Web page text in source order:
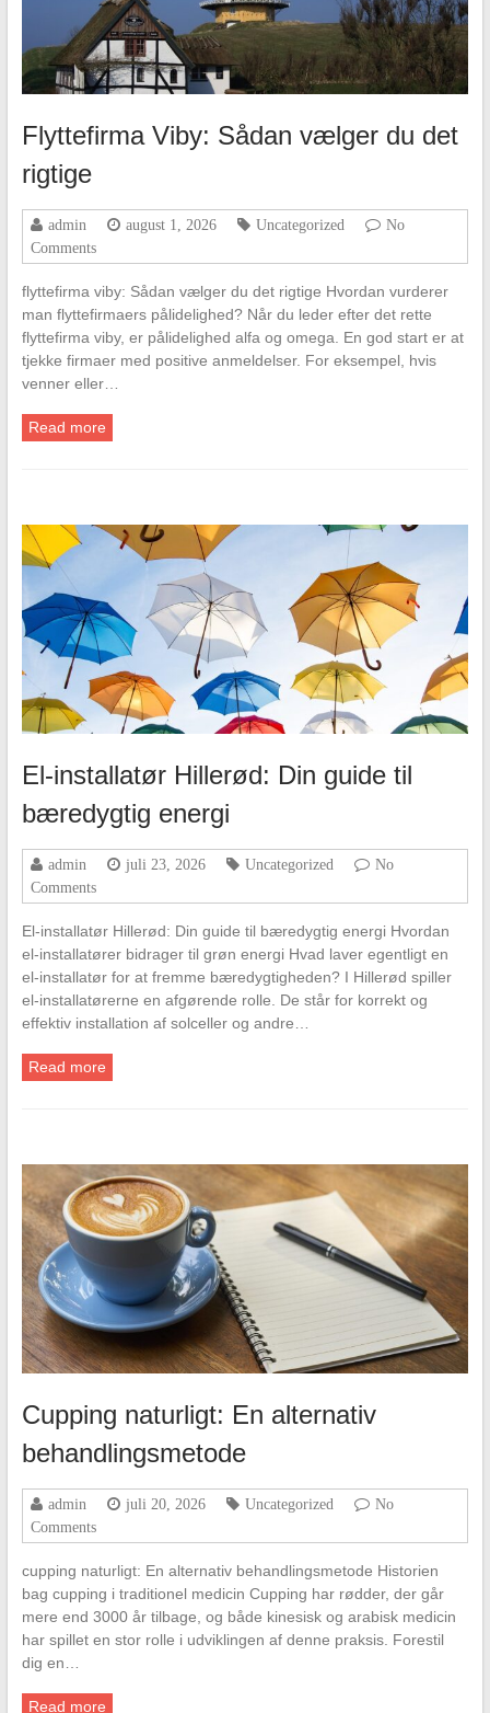
Flyttefirma Viby: Sådan vælger du det
rigtige
admin august 1, 2026 Uncategorized
No
Comments
flyttefirma viby: Sådan vælger du det rigtige Hvordan vurderer
man flyttefirmaers pålidelighed? Når du leder efter det rette
flyttefirma viby, er pålidelighed alfa og omega. En god start er at
tjekke firmaer med positive anmeldelser. For eksempel, hvis
venner eller…
Read more
El-installatør Hillerød: Din guide til
bæredygtig energi
admin juli 23, 2026 Uncategorized
No
Comments
El-installatør Hillerød: Din guide til bæredygtig energi Hvordan
el-installatører bidrager til grøn energi Hvad laver egentligt en
el-installatør for at fremme bæredygtigheden? I Hillerød spiller
el-installatørerne en afgørende rolle. De står for korrekt og
effektiv installation af solceller og andre…
Read more
Cupping naturligt: En alternativ
behandlingsmetode
admin juli 20, 2026 Uncategorized
No
Comments
cupping naturligt: En alternativ behandlingsmetode Historien
bag cupping i traditionel medicin Cupping har rødder, der går
mere end 3000 år tilbage, og både kinesisk og arabisk medicin
har spillet en stor rolle i udviklingen af denne praksis. Forestil
dig en…
Read more